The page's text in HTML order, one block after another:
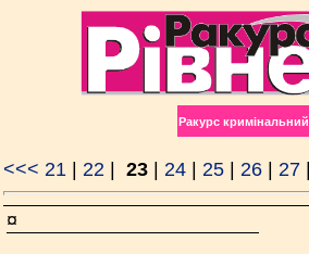
Ракурс кримінальний
<<< 21 22 23 24 25 26 27
¤